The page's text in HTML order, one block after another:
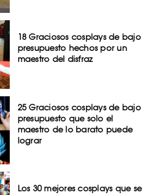
18 Graciosos cosplays de bajo
presupuesto hechos por un
maestro del disfraz
25 Graciosos cosplays de bajo
presupuesto que solo el
maestro de lo barato puede
lograr
Los 30 mejores cosplays que se